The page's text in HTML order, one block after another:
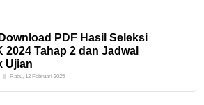
PDF Hasil Seleksi
2024 Tahap 2 dan Jadwal
Ujian
Rabu, 12 Februari 2025